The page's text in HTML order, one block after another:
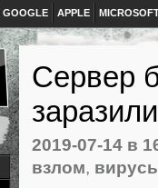
GOOGLE APPLE
Сервер
2019-07-14 в
взлом,